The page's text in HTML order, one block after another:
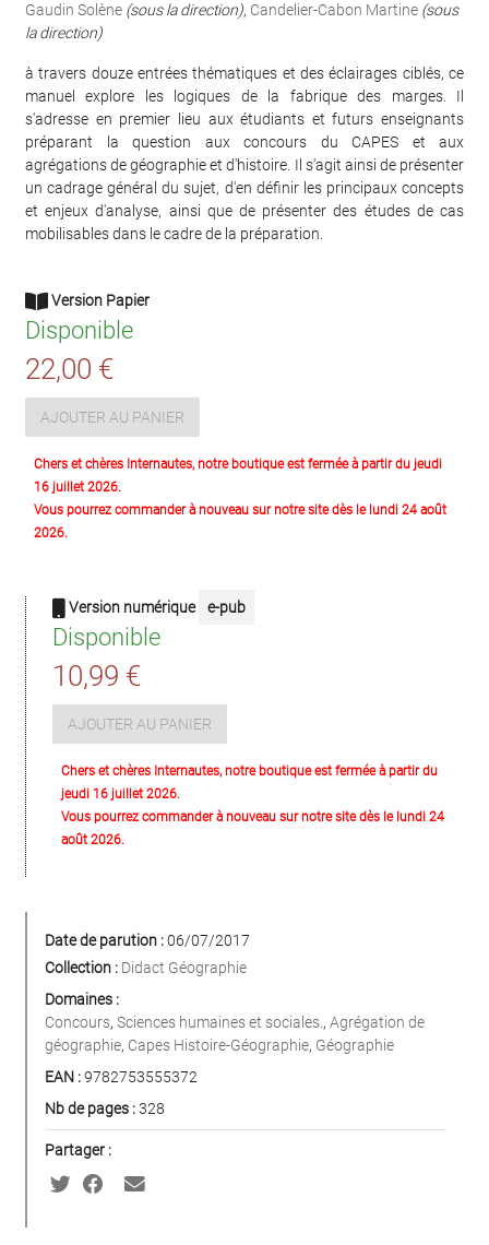
Gaudin Solène (sous la direction), Candelier-Cabon Martine (sous
la direction)
à travers douze entrées thématiques et des éclairages ciblés, ce
manuel explore les logiques de la fabrique des marges. Il
s'adresse en premier lieu aux étudiants et futurs enseignants
préparant la question aux concours du CAPES et aux
agrégations de géographie et d'histoire. Il s'agit ainsi de présenter
un cadrage général du sujet, d'en définir les principaux concepts
et enjeux d'analyse, ainsi que de présenter des études de cas
mobilisables dans le cadre de la préparation.
Version Papier
Disponible
22,00 €
AJOUTER AU PANIER
Chers et chères Internautes, notre boutique est fermée à partir du jeudi
16 juillet 2026.
Vous pourrez commander à nouveau sur notre site dès le lundi 24 août
2026.
Version numérique e-pub
Disponible
10,99 €
AJOUTER AU PANIER
Chers et chères Internautes, notre boutique est fermée à partir du
jeudi 16 juillet 2026.
Vous pourrez commander à nouveau sur notre site dès le lundi 24
août 2026.
Date de parution :06/07/2017
Collection : Didact Géographie
Domaines :
Concours, Sciences humaines et sociales., Agrégation de
géographie, Capes Histoire-Géographie, Géographie
EAN :9782753555372
Nb de pages :328
Partager :